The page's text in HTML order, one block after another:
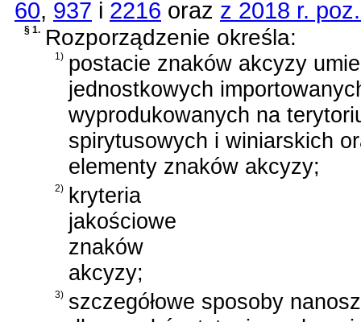
60, 937 i 2216 oraz z 2018 r.
§ 1. Rozporządzenie określa:
1) postacie znaków akcyzy
jednostkowych
wyprodukowanych na
spirytusowych i winiarskich
elementy znaków akcyzy;
2) kryteria
jakościowe
znaków
akcyzy;
3) szczegółowe sposoby